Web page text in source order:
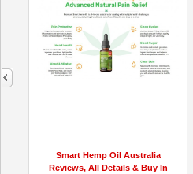
Smart Hemp Oil Australia
Reviews, All Details & Buy In
next